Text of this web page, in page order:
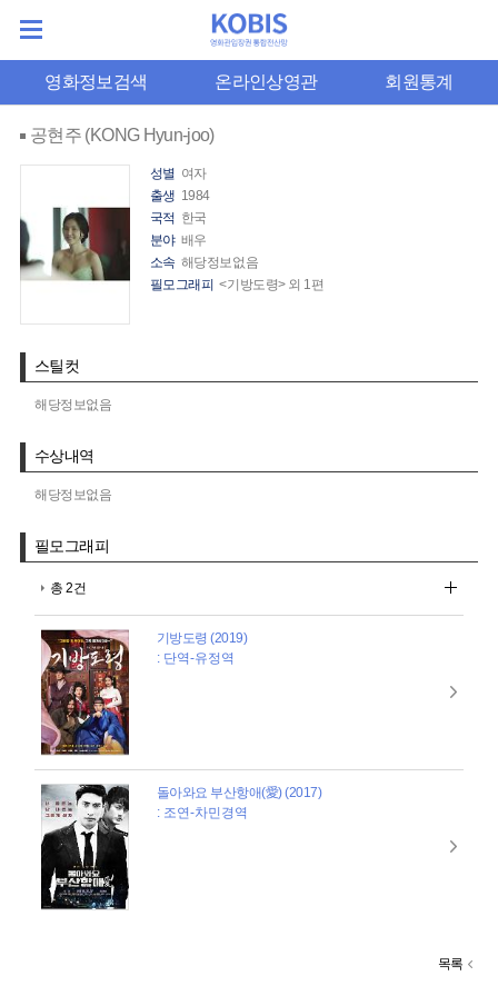
영화정보검색 온라인상영관 회원통계
공현주 (KONG Hyun-joo)
성별 여자
출생 1984
국적 한국
분야 배우
소속 해당정보없음
필모그래피 <기방도령> 외 1편
스틸컷
해당정보없음
수상내역
해당정보없음
필모그래피
총 2건
기방도령 (2019)
: 단역-유정역
돌아와요 부산항애(愛) (2017)
: 조연-차민경역
목록